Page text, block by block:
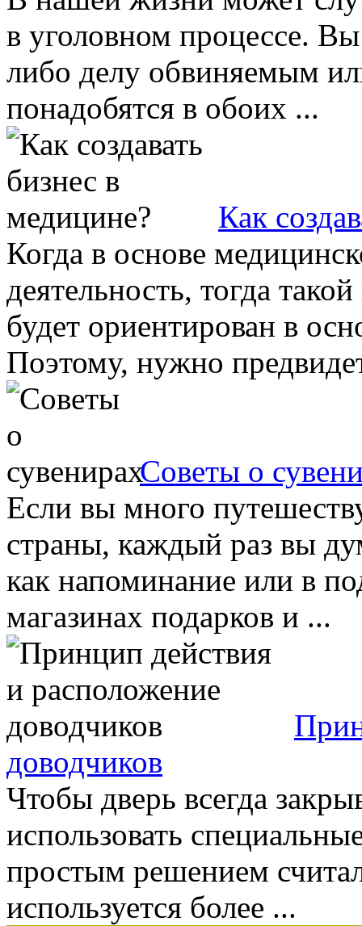
в уголовном процессе.
либо делу обвиняемым
понадобятся в обоих ...
Как
Когда в основе
деятельность, тогда
будет ориентирован в
Поэтому, нужно
Советы о
Если вы много
страны, каждый раз вы
как напоминание или в
магазинах подарков и ...
доводчиков
Чтобы дверь всегда
использовать
простым решением
используется более ...